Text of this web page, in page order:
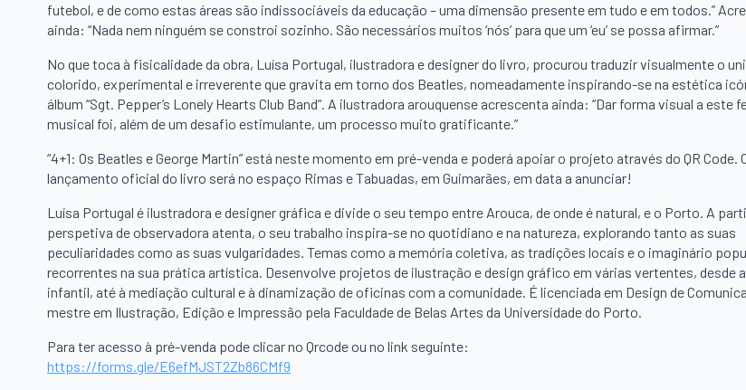
futebol, e de como estas áreas são indissociáveis da educação – uma dimensão presente em tudo e em todos.”
ainda: “Nada nem ninguém se constroi sozinho. São necessários muitos ‘nós’ para que um ‘eu’ se possa afirmar.”
No que toca à fisicalidade da obra, Luísa Portugal, ilustradora e designer do livro, procurou traduzir visualmente o
colorido, experimental e irreverente que gravita em torno dos Beatles, nomeadamente inspirando-se na estética
álbum “Sgt. Pepper’s Lonely Hearts Club Band”. A ilustradora arouquense acrescenta ainda: “Dar forma visual a este
musical foi, além de um desafio estimulante, um processo muito gratificante.”
“4+1: Os Beatles e George Martin” está neste momento em pré-venda e poderá apoiar o projeto através do QR Code.
lançamento oficial do livro será no espaço Rimas e Tabuadas, em Guimarães, em data a anunciar!
Luísa Portugal é ilustradora e designer gráfica e divide o seu tempo entre Arouca, de onde é natural, e o Porto. A
perspetiva de observadora atenta, o seu trabalho inspira-se no quotidiano e na natureza, explorando tanto as suas
peculiaridades como as suas vulgaridades. Temas como a memória coletiva, as tradições locais e o imaginário
recorrentes na sua prática artística. Desenvolve projetos de ilustração e design gráfico em várias vertentes, desde
infantil, até à mediação cultural e à dinamização de oficinas com a comunidade. É licenciada em Design de
mestre em Ilustração, Edição e Impressão pela Faculdade de Belas Artes da Universidade do Porto.
Para ter acesso à pré-venda pode clicar no Qrcode ou no link seguinte:
https://forms.gle/E6efMJST2Zb86CMf9